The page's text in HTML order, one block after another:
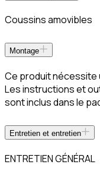
Coussins amovibles
Montage
Ce produit nécessite
Les instructions et
sont inclus dans le
Entretien et entretien
ENTRETIEN GÉNÉRAL